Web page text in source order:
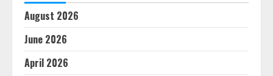
August 2026
June 2026
April 2026